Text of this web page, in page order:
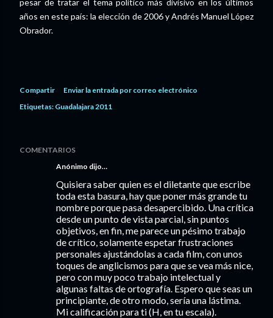
pesar de tratar el tema político más divisivo en los últimos
años en este país: la elección de 2006 y Andrés Manuel López
Obrador.
Compartir
Enviar la entrada por correo electrónico
Etiquetas: Guadalajara 2011
COMENTARIOS
Anónimo dijo…
Quisiera saber quien es el diletante que escribe
toda esta basura, hay que poner más grande tu
nombre porque pasa desapercibido. Una crítica
desde un punto de vista parcial, sin puntos
objetivos, en fin, me parece un pésimo trabajo
de crítico, solamente espetar frustraciones
personales ajustándolas a cada film, con unos
toques de anglicismos para que se vea más nice,
pero con muy poco trabajo intelectual y
algunas faltas de ortografía. Espero que seas un
principiante, de otro modo, sería una lástima.
Mi calificación para ti (H, en tu escala).